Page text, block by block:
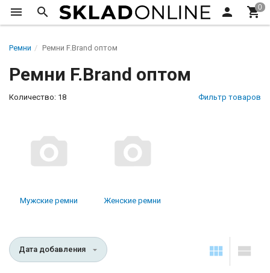
Ремни Ремни F.Brand оптом
Ремни F.Brand оптом
Количество: 18 Фильтр товаров
Мужские ремни Женские ремни
Дата добавления